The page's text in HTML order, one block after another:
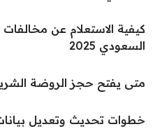
كيفية الاستعلام عن مخالفات
السعودي 2025
متى يفتح حجز الروضة الشريفة 2025 –
خطوات تحديث وتعديل